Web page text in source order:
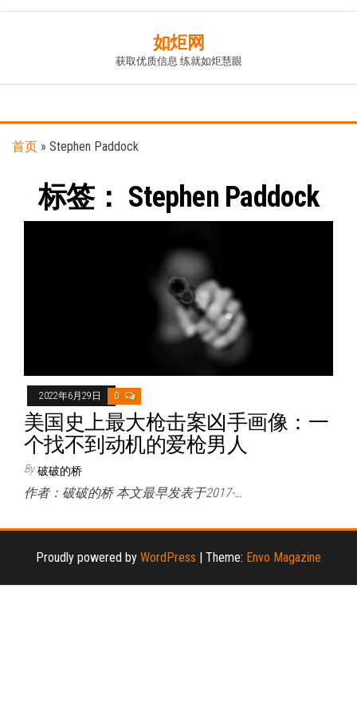
content
如炬网
获取优质信息 练就如炬慧眼
首页 » Stephen Paddock
标签： Stephen Paddock
2022年6月29日 0
美国史上最大枪击案凶手画像：一
个找不到动机的爱枪男人
By 破破的桥
作者：破破的桥 本文最早发表于2017-…
Proudly powered by WordPress | Theme: Envo Magazine